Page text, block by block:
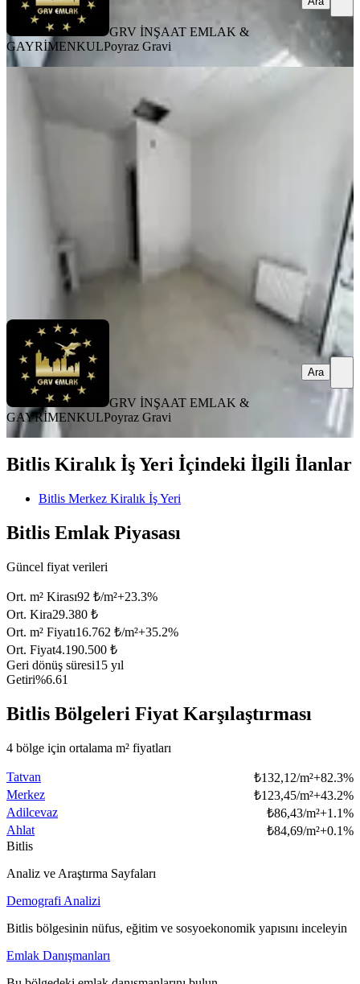
GRV İNŞAAT EMLAK &
GAYRİMENKULPoyraz Gravi
Mahallesinde Kiralık 18 M2 Dükkan
Bitlis, Merkez
1 Oda·
GRV İNŞAAT EMLAK & GAYRİMENKUL Poyraz Gravi
GRV İNŞAAT EMLAK &
GAYRİMENKULPoyraz Gravi
Ara
Bitlis Kiralık İş Yeri İçindeki İlgili İlanlar
Bitlis Merkez Kiralık İş Yeri
Bitlis Emlak Piyasası
Güncel fiyat verileri
Ort. m² Kirası92 ₺/m²+23.3%
Ort. Kira29.380 ₺
Ort. m² Fiyatı16.762 ₺/m²+35.2%
Ort. Fiyat4.190.500 ₺
Geri dönüş süresi15 yıl
Getiri%6.61
Bitlis Bölgeleri Fiyat Karşılaştırması
4 bölge için ortalama m² fiyatları
Tatvan ₺132,12/m²+82.3%
Merkez
₺123,45/m²+43.2%
Adilcevaz
₺86,43/m²+1.1%
Ahlat
₺84,69/m²+0.1%
Bitlis
Analiz ve Araştırma Sayfaları
Demografi Analizi
Bitlis bölgesinin nüfus, eğitim ve sosyoekonomik yapısını inceleyin
Emlak Danışmanları